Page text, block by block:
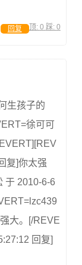
顶: 0 踩: 0
回复
生孩子的
徐可可
复]你太强
于 2010-6-6
大。[/REVE
回复]